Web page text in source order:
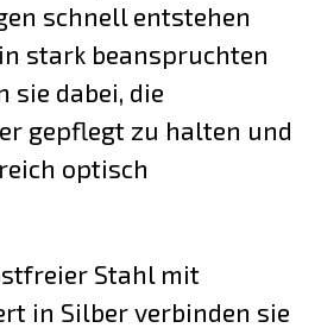
schnell entstehen
stark beanspruchten
sie dabei, die
gepflegt zu halten und
optisch
Stahl mit
in Silber verbinden sie